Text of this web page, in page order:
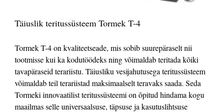
Täiuslik teritussüsteem Tormek T-4
Tormek T-4 on kvaliteetseade, mis sobib suurepäraselt nii
tootmisse kui ka kodutöödeks ning võimaldab teritada kõiki
tavapäraseid terariistu. Täiusliku vesijahutusega teritussüsteem
võimaldab teil terariistad maksimaalselt teravaks saada. Seda
Tormeki innovaatilist teritussüsteemi on õpitud hindama kogu
maailmas selle universaalsuse, täpsuse ja kasutuslihtsuse